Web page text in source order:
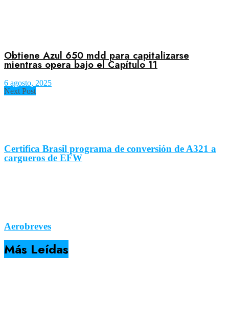
Obtiene Azul 650 mdd para capitalizarse
mientras opera bajo el Capítulo 11
6 agosto, 2025
Next Post
Certifica Brasil programa de conversión de A321 a
cargueros de EFW
Aerobreves
Más Leídas